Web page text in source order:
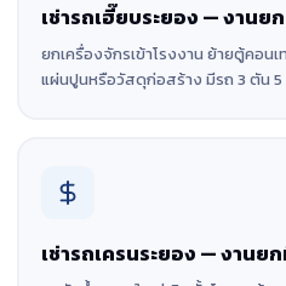
เช่ารถเฮี๊ยบระยอง — งานย
ยกเครื่องจักรเข้าโรงงาน ย้ายตู้คอนเ
แผ่นปูนหรือวัสดุก่อสร้าง มีรถ 3 ตัน 5
เช่ารถเครนระยอง — งานย